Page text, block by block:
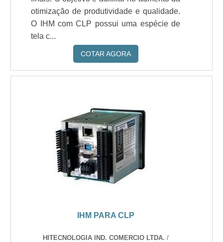
otimização de produtividade e qualidade.
O IHM com CLP possui uma espécie de
tela c...
COTAR AGORA
IHM PARA CLP
HITECNOLOGIA IND. COMERCIO LTDA. /